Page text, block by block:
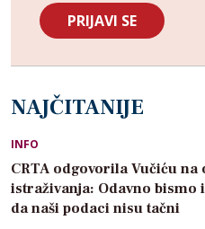
NAJČITANIJE
INFO
CRTA odgovorila Vučiću
istraživanja: Odavno
da naši podaci nisu tačni